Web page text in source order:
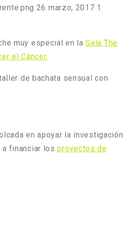
26 marzo, 2017 1
muy especial en laSala The
el Cáncer.
de bachata sensual con
en apoyar la investigación
a financiar losproyectos de